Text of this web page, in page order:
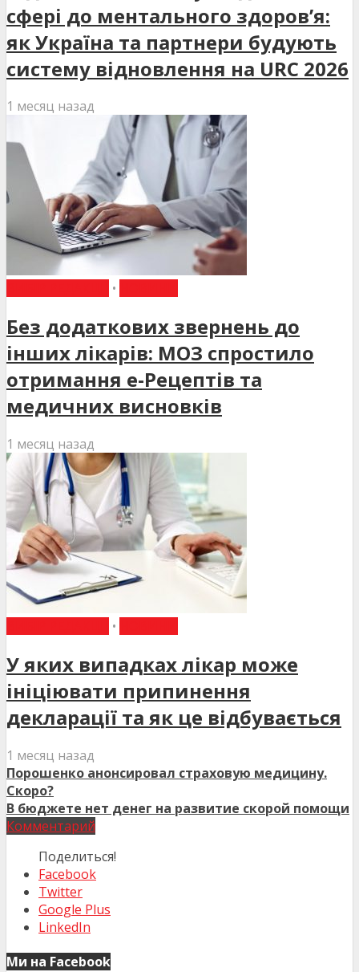
сфері до ментального здоров’я:
як Україна та партнери будують
систему відновлення на URC 2026
1 месяц назад
•
Без додаткових звернень до
інших лікарів: МОЗ спростило
отримання е-Рецептів та
медичних висновків
1 месяц назад
•
У яких випадках лікар може
ініціювати припинення
декларації та як це відбувається
1 месяц назад
Порошенко анонсировал страховую медицину.
Скоро?
В бюджете нет денег на развитие скорой помощи
Комментарий
Поделиться!
Facebook
Twitter
Google Plus
LinkedIn
Ми на Facebook